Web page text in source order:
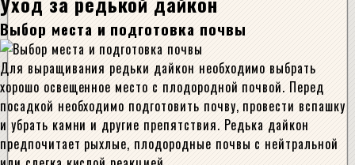
Выбор места и подготовка почвы
Для выращивания редьки дайкон необходимо выбрать
хорошо освещенное место с плодородной почвой. Перед
посадкой необходимо подготовить почву, провести вспашку
и убрать камни и другие препятствия. Редька дайкон
предпочитает рыхлые, плодородные почвы с нейтральной